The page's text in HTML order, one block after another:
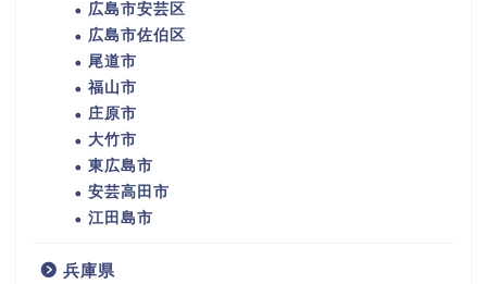
広島市安芸区
広島市佐伯区
尾道市
福山市
庄原市
大竹市
東広島市
安芸高田市
江田島市
兵庫県